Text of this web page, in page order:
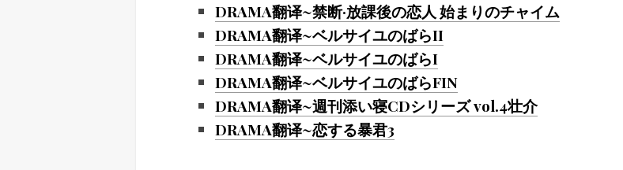
DRAMA翻译~禁断·放課後の恋人 始まりのチャイム
DRAMA翻译~ベルサイユのばらII
DRAMA翻译~ベルサイユのばらI
DRAMA翻译~ベルサイユのばらFIN
DRAMA翻译~週刊添い寝CDシリーズ vol.4壮介
DRAMA翻译~恋する暴君3